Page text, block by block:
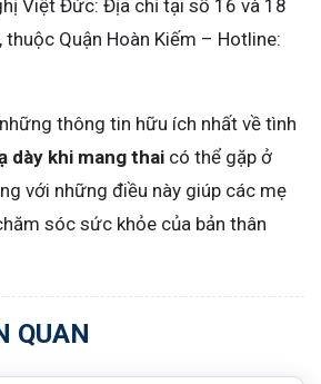
Việt Đức: Địa chỉ tại số 16 và 18
thuộc Quận Hoàn Kiếm – Hotline:
thông tin hữu ích nhất về tình
dày khi mang thai có thể gặp ở
với những điều này giúp các mẹ
sóc sức khỏe của bản thân
QUAN